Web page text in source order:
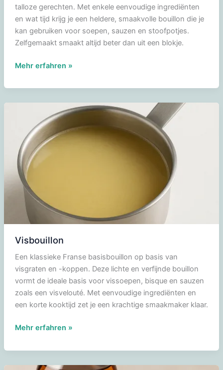
talloze gerechten. Met enkele eenvoudige ingrediënten
en wat tijd krijg je een heldere, smaakvolle bouillon die je
kan gebruiken voor soepen, sauzen en stoofpotjes.
Zelfgemaakt smaakt altijd beter dan uit een blokje.
Kippenbouillon
Mehr erfahren »
Visbouillon
Een klassieke Franse basisbouillon op basis van
visgraten en -koppen. Deze lichte en verfijnde bouillon
vormt de ideale basis voor vissoepen, bisque en sauzen
zoals een visvelouté. Met eenvoudige ingrediënten en
een korte kooktijd zet je een krachtige smaakmaker klaar.
Visbouillon
Mehr erfahren »